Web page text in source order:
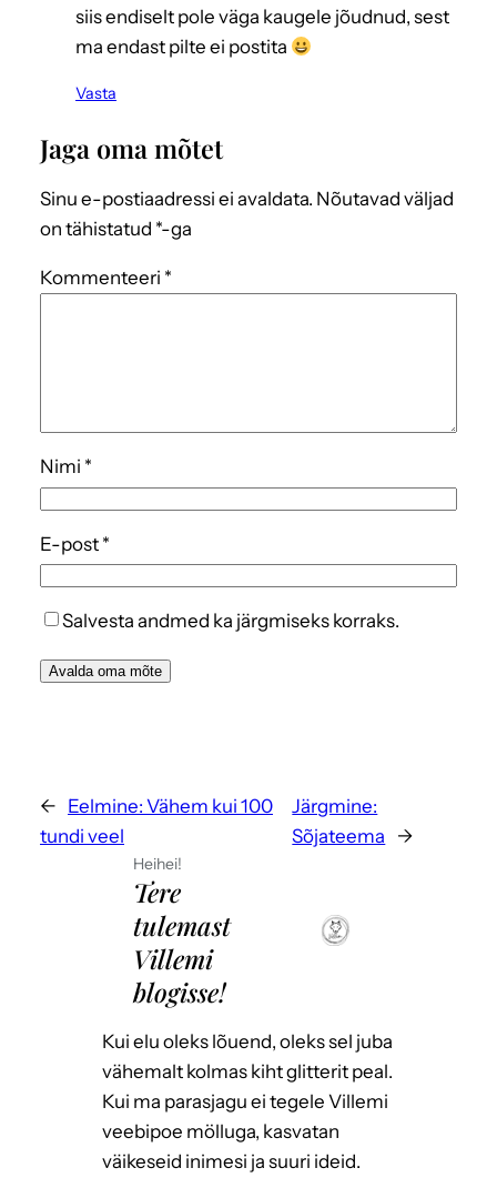
siis endiselt pole väga kaugele jõudnud, sest
ma endast pilte ei postita
Vasta
Jaga oma mõtet
Sinu e-postiaadressi ei avaldata. Nõutavad väljad
on tähistatud *-ga
Kommenteeri *
Nimi *
E-post *
Salvesta andmed ka järgmiseks korraks.
← Eelmine: Vähem kui 100
tundi veel
Järgmine:
Sõjateema
→
Heihei!
Tere
tulemast
Villemi
blogisse!
Kui elu oleks lõuend, oleks sel juba
vähemalt kolmas kiht glitterit peal.
Kui ma parasjagu ei tegele Villemi
veebipoe mölluga, kasvatan
väikeseid inimesi ja suuri ideid.